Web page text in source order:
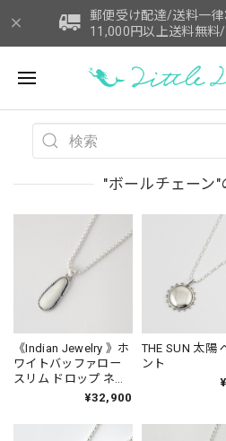
郵便受け配達/送料一律
11,000円以上送料無
"ボールチェーン"
《Indian Jewelry 》ホ
ワイトバッファロー
スリム ドロップ ネッ
クレス (チェーン オプ
¥32,900
THE SUN 太陽
ント